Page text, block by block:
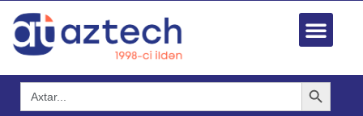
Search
for:
Search Button